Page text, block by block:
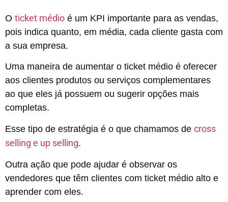
O ticket médio é um KPI importante para as vendas,
pois indica quanto, em média, cada cliente gasta com
a sua empresa.
Uma maneira de aumentar o ticket médio é oferecer
aos clientes produtos ou serviços complementares
ao que eles já possuem ou sugerir opções mais
completas.
Esse tipo de estratégia é o que chamamos de cross
selling e up selling.
Outra ação que pode ajudar é observar os
vendedores que têm clientes com ticket médio alto e
aprender com eles.